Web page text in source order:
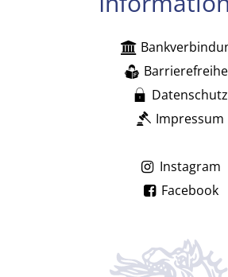
Datenschutz
Impressum
Instagram
Facebook